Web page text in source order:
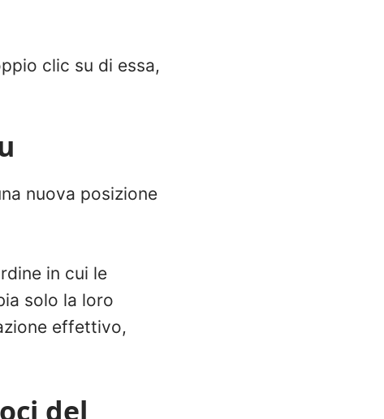
clic su di essa,
nuova posizione
in cui le
solo la loro
effettivo,
del